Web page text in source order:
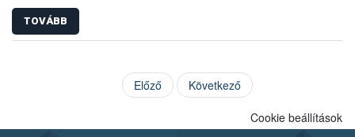
TOVÁBB
Előző Következő
Cookie beállítások